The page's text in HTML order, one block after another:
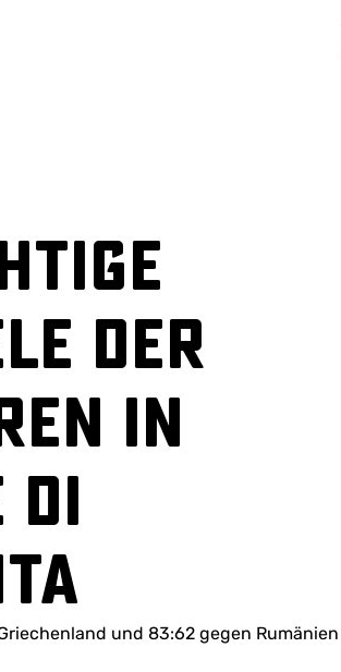
der
in
di
und 83:62 gegen Rumänien